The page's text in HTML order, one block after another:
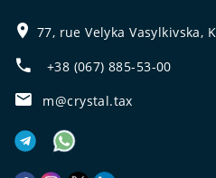
77, rue Velyka Vasylkivska,
+38 (067) 885-53-00
m@crystal.tax